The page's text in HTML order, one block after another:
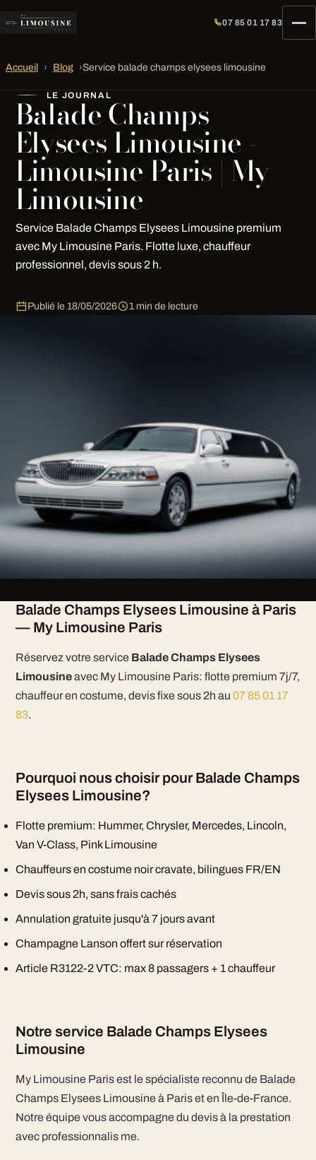
07 85 01 17 83
Accueil › Blog ›Service balade champs elysees limousine
LE JOURNAL
Balade Champs
Elysees Limousine -
Limousine Paris | My
Limousine
Service Balade Champs Elysees Limousine premium
avec My Limousine Paris. Flotte luxe, chauffeur
professionnel, devis sous 2 h.
Publié le 18/05/2026 1 min de lecture
Balade Champs Elysees Limousine à Paris
— My Limousine Paris
Réservez votre service Balade Champs Elysees
Limousineavec My Limousine Paris: flotte premium 7j/7,
chauffeur en costume, devis fixe sous 2h au 07 85 01 17
83.
Pourquoi nous choisir pour Balade Champs
Elysees Limousine?
Flotte premium: Hummer, Chrysler, Mercedes, Lincoln,
Van V-Class, Pink Limousine
Chauffeurs en costume noir cravate, bilingues FR/EN
Devis sous 2h, sans frais cachés
Annulation gratuite jusqu'à 7 jours avant
Champagne Lanson offert sur réservation
Article R3122-2 VTC: max 8 passagers + 1 chauffeur
Notre service Balade Champs Elysees
Limousine
My Limousine Paris est le spécialiste reconnu de Balade
Champs Elysees Limousine à Paris et en Île-de-France.
Notre équipe vous accompagne du devis à la prestation
avec professionnalis me.